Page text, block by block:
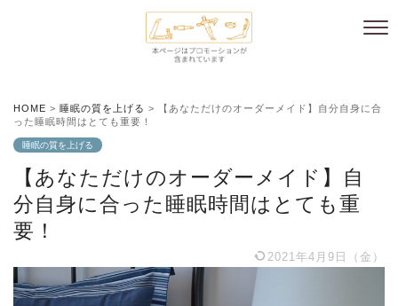
HOME > 睡眠の質を上げる >
【あなただけのオーダーメイド】自分自身に合
った睡眠時間はとても重要！
睡眠の質を上げる
【あなただけのオーダーメイド】自
分自身に合った睡眠時間はとても重
要！
2021年4月9日（金）